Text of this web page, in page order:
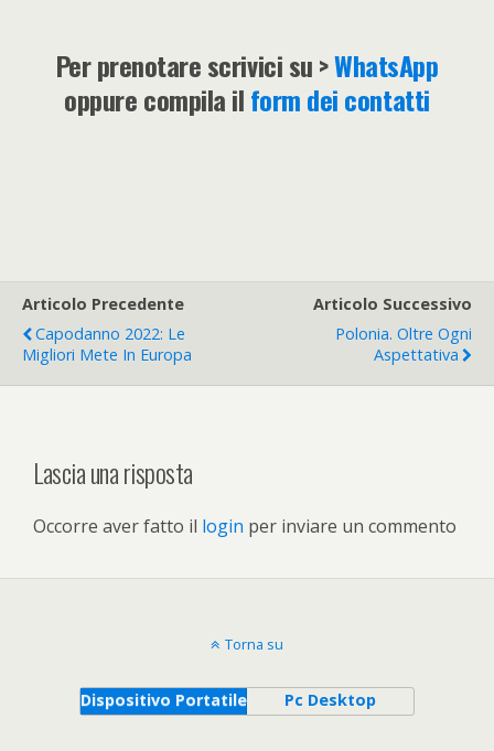
Per prenotare scrivici su >WhatsApp
oppure compila ilform dei contatti
Articolo Precedente
Capodanno 2022: Le
Migliori Mete In Europa
Articolo Successivo
Polonia. Oltre Ogni
Aspettativa
Lascia una risposta
Occorre aver fatto il login per inviare un commento
Torna su
Dispositivo Portatile Pc Desktop